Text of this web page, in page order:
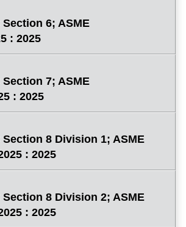
Section 6; ASME
: 2025
Section 7; ASME
: 2025
Section 8 Division 1; ASME
: 2025
Section 8 Division 2; ASME
: 2025